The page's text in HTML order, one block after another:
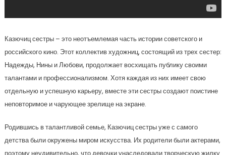
Казючиц сестры – это неотъемлемая часть истории советского и
российского кино. Этот коллектив художниц, состоящий из трех сестер:
Надежды, Нины и Любови, продолжает восхищать публику своими
талантами и профессионализмом. Хотя каждая из них имеет свою
отдельную и успешную карьеру, вместе эти сестры создают поистине
неповторимое и чарующее зрелище на экране.
Родившись в талантливой семье, Казючиц сестры уже с самого
детства были окружены миром искусства. Их родители были актерами,